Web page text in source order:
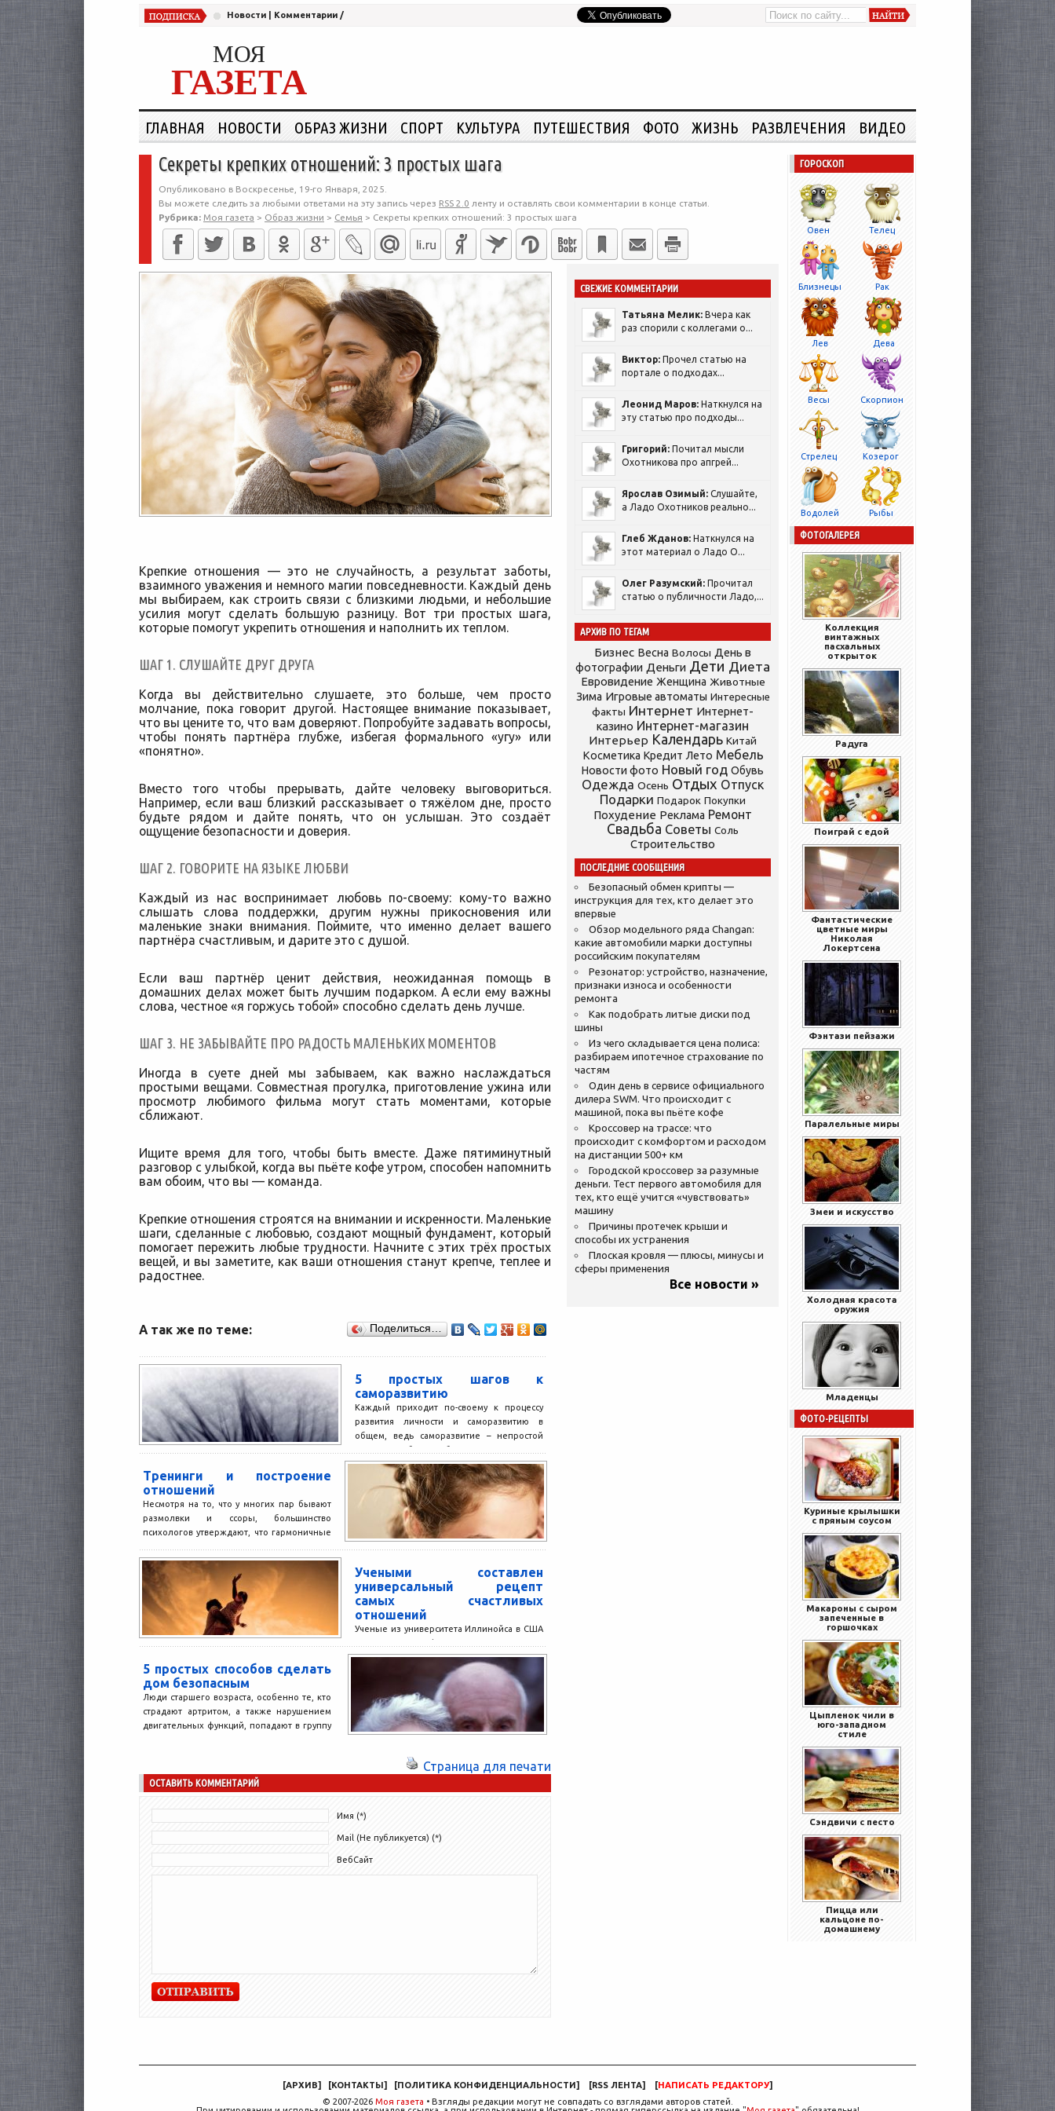
Новости Комментарии /
МОЯ
ГАЗЕТА
ГЛАВНАЯ НОВОСТИ ОБРАЗ ЖИЗНИ СПОРТ КУЛЬТУРА ПУТЕШЕСТВИЯ ФОТО ЖИЗНЬ РАЗВЛЕЧЕНИЯ ВИДЕО
Секреты крепких отношений: 3 простых шага
Опубликовано в Воскресенье, 19-го Января, 2025.
Вы можете следить за любыми ответами на эту запись через RSS 2.0 ленту и оставлять свои комментарии в конце статьи.
Рубрика: Моя газета > Образ жизни > Семья > Секреты крепких отношений: 3 простых шага
Крепкие отношения — это не случайность, а результат заботы,
взаимного уважения и немного магии повседневности. Каждый день
мы выбираем, как строить связи с близкими людьми, и небольшие
усилия могут сделать большую разницу.Вот три простых шага,
которые помогут укрепить отношения и наполнить их теплом.
ШАГ 1. СЛУШАЙТЕ ДРУГ ДРУГА
Когда вы действительно слушаете, это больше, чем просто
молчание, пока говорит другой. Настоящее внимание показывает,
что вы цените то, что вам доверяют. Попробуйте задавать вопросы,
чтобы понять партнёра глубже, избегая формального «угу» или
«понятно».
Вместо того чтобы прерывать, дайте человеку выговориться.
Например, если ваш близкий рассказывает о тяжёлом дне, просто
будьте рядом и дайте понять, что он услышан. Это создаёт
ощущение безопасности и доверия.
ШАГ 2. ГОВОРИТЕ НА ЯЗЫКЕ ЛЮБВИ
Каждый из нас воспринимает любовь по-своему: кому-то важно
слышать слова поддержки, другим нужны прикосновения или
маленькие знаки внимания. Поймите, что именно делает вашего
партнёра счастливым, и дарите это с душой.
Если ваш партнёр ценит действия, неожиданная помощь в
домашних делах может быть лучшим подарком. А если ему важны
слова, честное «я горжусь тобой» способно сделать день лучше.
ШАГ 3. НЕ ЗАБЫВАЙТЕ ПРО РАДОСТЬ МАЛЕНЬКИХ МОМЕНТОВ
Иногда в суете дней мы забываем, как важно наслаждаться
простыми вещами. Совместная прогулка, приготовление ужина или
просмотр любимого фильма могут стать моментами, которые
сближают.
Ищите время для того, чтобы быть вместе. Даже пятиминутный
разговор с улыбкой, когда вы пьёте кофе утром, способен напомнить
вам обоим, что вы — команда.
Крепкие отношения строятся на внимании и искренности. Маленькие
шаги, сделанные с любовью, создают мощный фундамент, который
помогает пережить любые трудности. Начните с этих трёх простых
вещей, и вы заметите, как ваши отношения станут крепче, теплее и
радостнее.
А так же по теме: Поделиться…
5 простых шагов к
саморазвитию
Каждый приходит по-своему к процессу
развития личности и саморазвитию в
общем, ведь саморазвитие – непростой
процесс, и общие шаблоны в...
Тренинги и построение
отношений
Несмотря на то, что у многих пар бывают
размолвки и ссоры, большинство
психологов утверждают, что гармоничные
Учеными составлен
универсальный рецепт
самых счастливых
отношений
Ученые из университета Иллинойса в США
составили свою формулу счастья, то есть
универсальный рецепт того, как парам
необходимо сохранять живые,...
5 простых способов сделать
дом безопасным
Люди старшего возраста, особенно те, кто
страдают артритом, а также нарушением
двигательных функций, попадают в группу
Страница для печати
ОСТАВИТЬ КОММЕНТАРИЙ
Имя (*)
Mail (Не публикуется) (*)
ВебСайт
СВЕЖИЕ КОММЕНТАРИИ
Татьяна Мелик: Вчера как
раз спорили с коллегами о...
Виктор: Прочел статью на
портале о подходах...
Леонид Маров: Наткнулся на
эту статью про подходы...
Григорий: Почитал мысли
Охотникова про апгрей...
Ярослав Озимый: Слушайте,
а Ладо Охотников реально...
Глеб Жданов: Наткнулся на
этот материал о Ладо О...
Олег Разумский: Прочитал
статью о публичности Ладо,...
АРХИВ ПО ТЕГАМ
Бизнес Весна Волосы День в
фотографии Деньги Дети Диета
Евровидение Женщина Животные
Зима Игровые автоматы Интересные
факты Интернет Интернет-
казино Интернет-магазин
Интерьер Календарь Китай
Косметика Кредит Лето Мебель
Новости фото Новый год Обувь
Одежда Осень Отдых Отпуск
Подарки Подарок Покупки
Похудение Реклама Ремонт
Свадьба Советы Соль
Строительство
ПОСЛЕДНИЕ СООБЩЕНИЯ
Безопасный обмен крипты —
инструкция для тех, кто делает это
впервые
Обзор модельного ряда Changan:
какие автомобили марки доступны
российским покупателям
Резонатор: устройство, назначение,
признаки износа и особенности
ремонта
Как подобрать литые диски под
шины
Из чего складывается цена полиса:
разбираем ипотечное страхование по
частям
Один день в сервисе официального
дилера SWM. Что происходит с
машиной, пока вы пьёте кофе
Кроссовер на трассе: что
происходит с комфортом и расходом
на дистанции 500+ км
Городской кроссовер за разумные
деньги. Тест первого автомобиля для
тех, кто ещё учится «чувствовать»
машину
Причины протечек крыши и
способы их устранения
Плоская кровля — плюсы, минусы и
сферы применения
Все новости »
ГОРОСКОП
Овен Телец
Близнецы Рак
Лев Дева
Весы Скорпион
Стрелец Козерог
Водолей Рыбы
ФОТОГАЛЕРЕЯ
Коллекция
винтажных
пасхальных
открыток
Радуга
Поиграй с едой
Фантастические
цветные миры
Николая
Локертсена
Фэнтази пейзажи
Паралельные миры
Змеи и искусство
Холодная красота
оружия
Младенцы
ФОТО-РЕЦЕПТЫ
Куриные крылышки
с пряным соусом
Макароны с сыром
запеченные в
горшочках
Цыпленок чили в
юго-западном
стиле
Сэндвичи с песто
Пицца или
кальцоне по-
домашнему
[АРХИВ] [КОНТАКТЫ] [ПОЛИТИКА КОНФИДЕНЦИАЛЬНОСТИ] [RSS ЛЕНТА] [НАПИСАТЬ РЕДАКТОРУ]
© 2007-2026 Моя газета • Взгляды редакции могут не совпадать со взглядами авторов статей.